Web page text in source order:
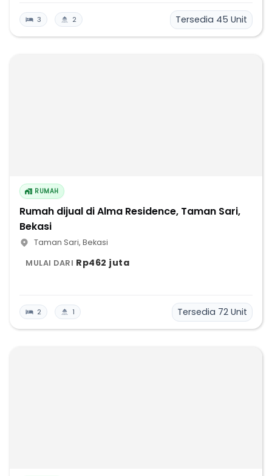
3 2 Tersedia 45 Unit
RUMAH
Rumah dijual di Alma Residence, Taman Sari,
Bekasi
Taman Sari, Bekasi
MULAI DARI Rp462 juta
2 1 Tersedia 72 Unit